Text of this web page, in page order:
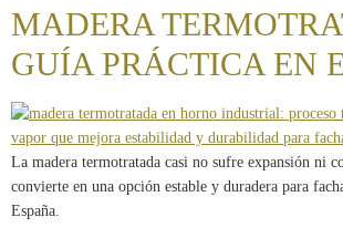
MADERA
GUÍA PRÁCTICA EN
La madera termotratada casi no sufre expansión ni
convierte en una opción estable y duradera para
España.